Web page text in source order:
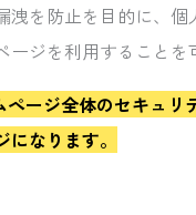
を防止を目的に、
ジを利用することを
ージ全体のセキュリ
なります。